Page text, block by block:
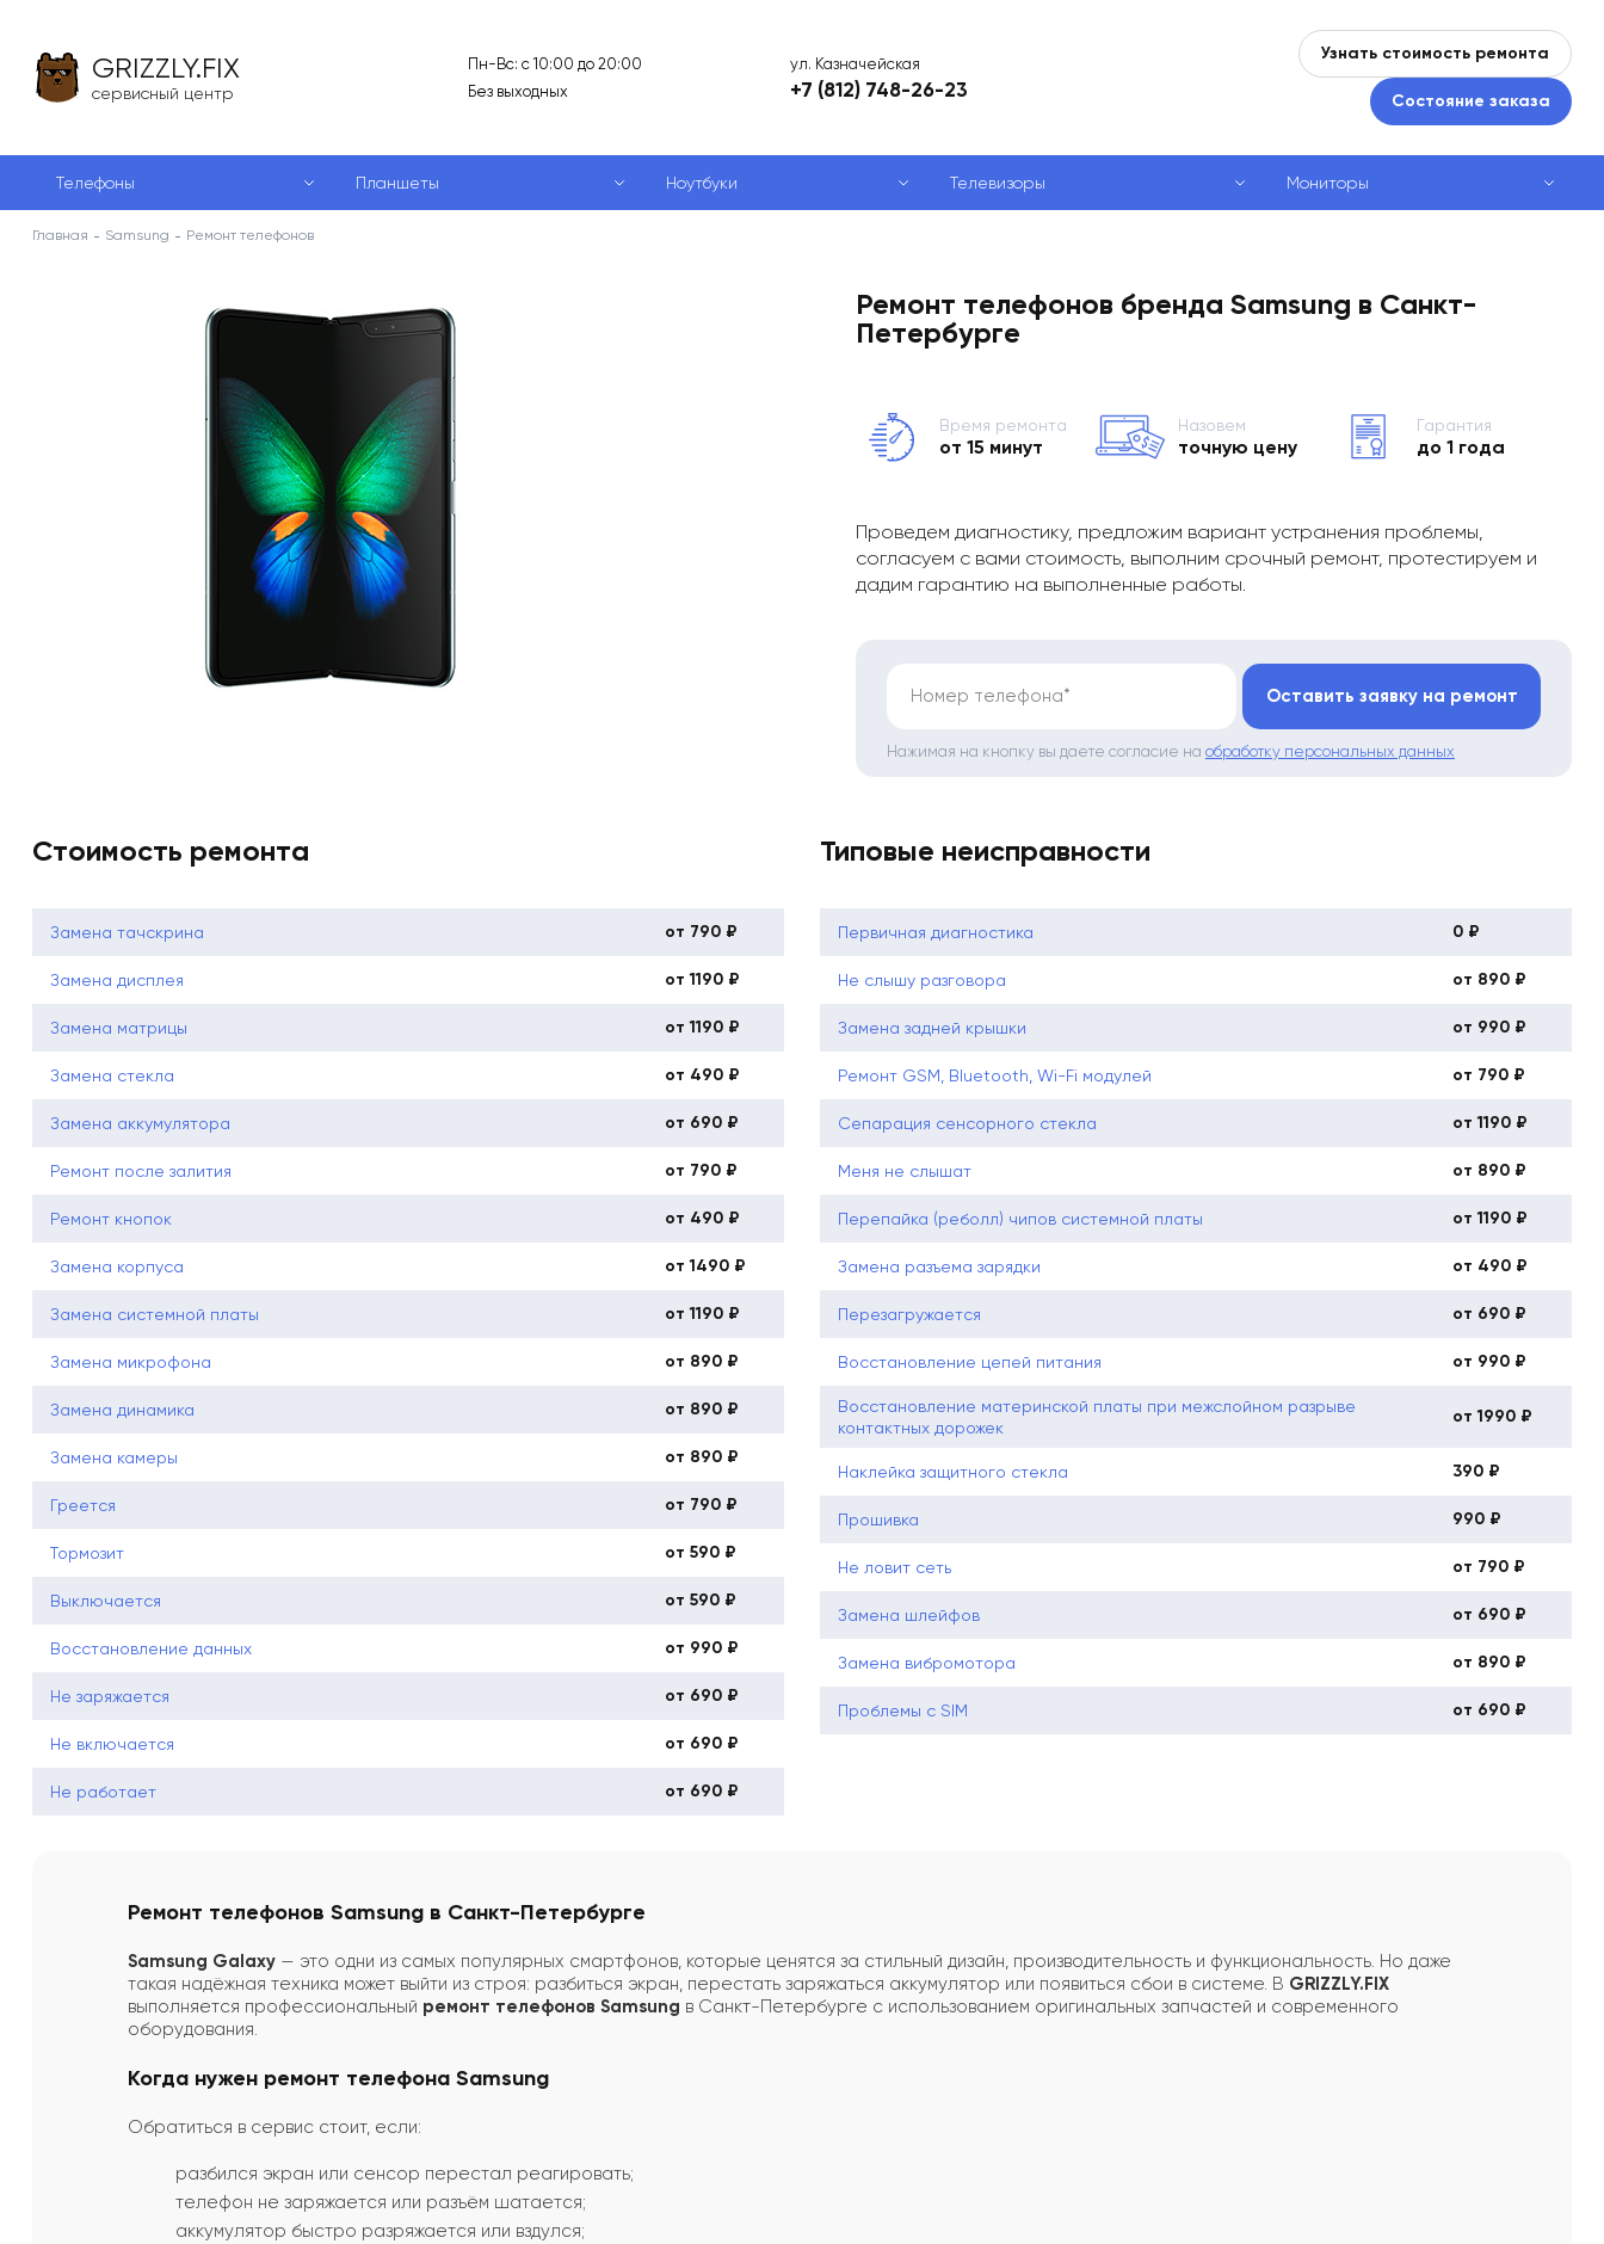
GRIZZLY.FIX
сервисный центр
Пн-Вс: с 10:00 до 20:00
Без выходных
ул. Казначейская
+7 (812) 748-26-23
Узнать стоимость ремонта
Состояние заказа
Телефоны Планшеты Ноутбуки Телевизоры Мониторы
Главная Samsung Ремонт телефонов
Ремонт телефонов бренда Samsung в Санкт-
Петербурге
Время ремонта
от 15 минут
Назовем
точную цену
Гарантия
до 1 года
Проведем диагностику, предложим вариант устранения проблемы,
согласуем с вами стоимость, выполним срочный ремонт, протестируем и
дадим гарантию на выполненные работы.
Номер телефона* Оставить заявку на ремонт
Нажимая на кнопку вы даете согласие на обработку персональных данных
Стоимость ремонта
Замена тачскрина от 790 ₽
Замена дисплея от 1190 ₽
Замена матрицы от 1190 ₽
Замена стекла от 490 ₽
Замена аккумулятора от 690 ₽
Ремонт после залития от 790 ₽
Ремонт кнопок от 490 ₽
Замена корпуса от 1490 ₽
Замена системной платы от 1190 ₽
Замена микрофона от 890 ₽
Замена динамика от 890 ₽
Замена камеры от 890 ₽
Греется от 790 ₽
Тормозит от 590 ₽
Выключается от 590 ₽
Восстановление данных от 990 ₽
Не заряжается от 690 ₽
Не включается от 690 ₽
Не работает от 690 ₽
Типовые неисправности
Первичная диагностика 0 ₽
Не слышу разговора от 890 ₽
Замена задней крышки от 990 ₽
Ремонт GSM, Bluetooth, Wi-Fi модулей от 790 ₽
Сепарация сенсорного стекла от 1190 ₽
Меня не слышат от 890 ₽
Перепайка (реболл) чипов системной платы от 1190 ₽
Замена разъема зарядки от 490 ₽
Перезагружается от 690 ₽
Восстановление цепей питания от 990 ₽
Восстановление материнской платы при межслойном разрыве
контактных дорожек
от 1990 ₽
Наклейка защитного стекла 390 ₽
Прошивка 990 ₽
Не ловит сеть от 790 ₽
Замена шлейфов от 690 ₽
Замена вибромотора от 890 ₽
Проблемы с SIM от 690 ₽
Ремонт телефонов Samsung в Санкт-Петербурге
Samsung Galaxy — это одни из самых популярных смартфонов, которые ценятся за стильный дизайн, производительность и функциональность. Но даже
такая надёжная техника может выйти из строя: разбиться экран, перестать заряжаться аккумулятор или появиться сбои в системе. В GRIZZLY.FIX
выполняется профессиональный ремонт телефонов Samsung в Санкт-Петербурге с использованием оригинальных запчастей и современного
оборудования.
Когда нужен ремонт телефона Samsung
Обратиться в сервис стоит, если:
разбился экран или сенсор перестал реагировать;
телефон не заряжается или разъём шатается;
аккумулятор быстро разряжается или вздулся;